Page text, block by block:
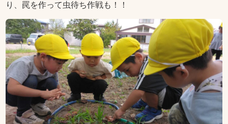
り、罠を作って虫待ち作戦も！！